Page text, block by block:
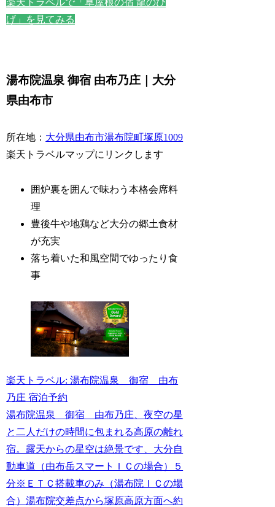
楽天トラベルで「草屋根の宿 龍のひ
げ」を見てみる
湯布院温泉 御宿 由布乃庄｜大分
県由布市
所在地： 大分県由布市湯布院町塚原1009
楽天トラベルマップにリンクします
囲炉裏を囲んで味わう本格会席料
理
豊後牛や地鶏など大分の郷土食材
が充実
落ち着いた和風空間でゆったり食
事
楽天トラベル: 湯布院温泉 御宿 由布
乃庄 宿泊予約
湯布院温泉 御宿 由布乃庄、夜空の星
と二人だけの時間に包まれる高原の離れ
宿。露天からの星空は絶景です、大分自
動車道（由布岳スマートＩＣの場合）５
分※ＥＴＣ搭載車のみ（湯布院ＩＣの場
合）湯布院交差点から塚原高原方面へ約